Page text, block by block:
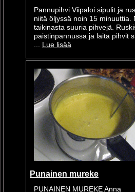
Pannupihvi Viipaloi sipulit ja
niitä öljyssä noin 15 minuuttia.
taikinasta suuria pihvejä.
paistinpannussa ja laita pihvit
... Lue lisää
Punainen mureke
PUNAINEN MUREKE Anna